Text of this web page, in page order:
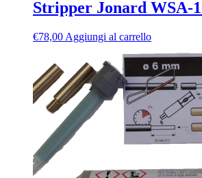
Stripper Jonard WSA-
€78,00 Aggiungi al carrello